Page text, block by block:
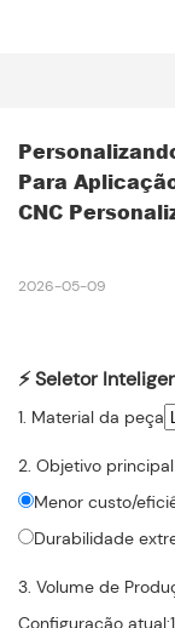
Para
CNC
2026-05-09
⚡ Seletor
1. Material da peça
2. Objetivo principal
Menor custo/
Durabilidade
3. Volume de
Configuração atual: